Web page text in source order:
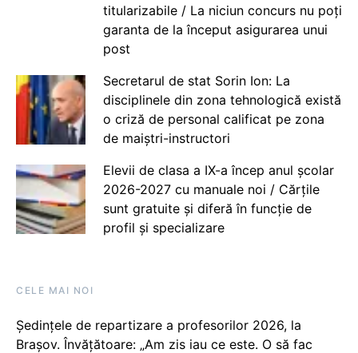
titularizabile / La niciun concurs nu poți
garanta de la început asigurarea unui
post
Secretarul de stat Sorin Ion: La
disciplinele din zona tehnologică există
o criză de personal calificat pe zona
de maiștri-instructori
Elevii de clasa a IX-a încep anul școlar
2026-2027 cu manuale noi / Cărțile
sunt gratuite și diferă în funcție de
profil și specializare
CELE MAI NOI
Ședințele de repartizare a profesorilor 2026, la
Brașov. Învățătoare: „Am zis iau ce este. O să fac